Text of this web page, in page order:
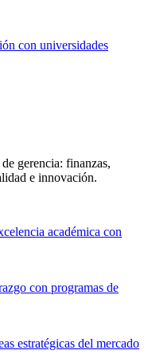
con universidades
gerencia: finanzas,
e innovación.
académica con
con programas de
estratégicas del mercado